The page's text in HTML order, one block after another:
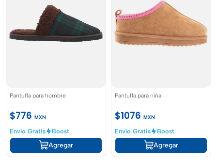
Pantufla para hombre
$776 MXN
Envío Gratis
Boost
Agregar
Pantufla para niña
$1076 MXN
Envío Gratis
Boost
Agregar